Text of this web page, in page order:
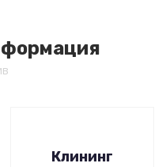
Клининг